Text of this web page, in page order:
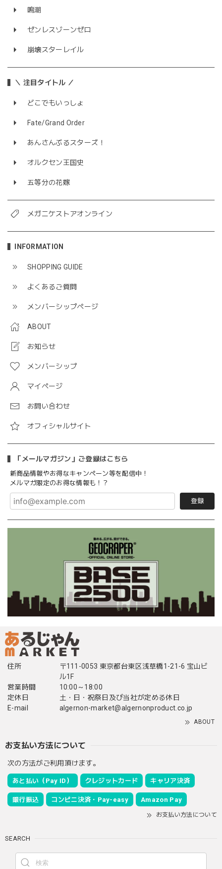
鳴潮
ゼンレスゾーンゼロ
崩壊スターレイル
＼ 注目タイトル ／
どこでもいっしょ
Fate/Grand Order
あんさんぶるスターズ！
オルクセン王国史
五等分の花嫁
メガニケストアオンライン
INFORMATION
SHOPPING GUIDE
よくあるご質問
メンバーシップページ
ABOUT
お知らせ
メンバーシップ
マイページ
お問い合わせ
オフィシャルサイト
「メールマガジン」ご登録はこちら
新商品情報やお得なキャンペーン等を配信中！
メルマガ限定のお得な情報も！？
登録
住所
〒111-0053 東京都台東区浅草橋1-21-6 宝山ビ
ル1F
営業時間
10:00～18:00
定休日
土・日・祝祭日及び当社が定める休日
E-mail
algernon-market@algernonproduct.co.jp
ABOUT
お支払い方法について
次の方法がご利用頂けます。
あと払い（Pay ID） クレジットカード キャリア決済
銀行振込 コンビニ決済・Pay-easy Amazon Pay
お支払い方法について
SEARCH